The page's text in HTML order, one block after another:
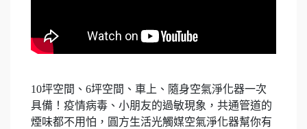
10坪空間、6坪空間、車上、隨身空氣淨化器一次
具備！疫情病毒、小朋友的過敏現象，共通管道的
煙味都不用怕，圓方生活光觸媒空氣淨化器幫你有